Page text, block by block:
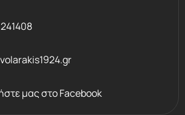
μας στο Facebook